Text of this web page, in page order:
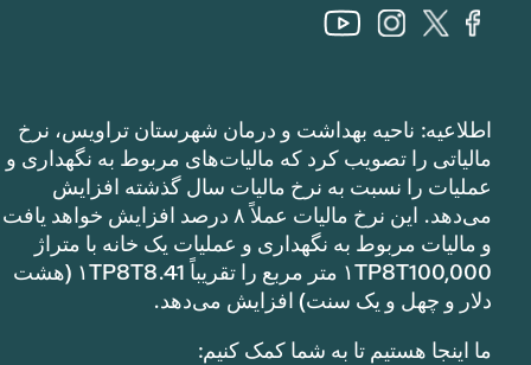
اطلاعیه: ناحیه بهداشت و درمان شهرستان تراویس، نرخ
مالیاتی را تصویب کرد که مالیات‌های مربوط به نگهداری و
عملیات را نسبت به نرخ مالیات سال گذشته افزایش
می‌دهد. این نرخ مالیات عملاً ۸ درصد افزایش خواهد یافت
و مالیات مربوط به نگهداری و عملیات یک خانه با متراژ
۱TP8T100,000 متر مربع را تقریباً ۱TP8T8.41 (هشت
دلار و چهل و یک سنت) افزایش می‌دهد.
ما اینجا هستیم تا به شما کمک کنیم: